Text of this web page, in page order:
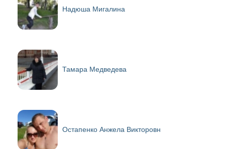
Надюша Мигалина
Тамара Медведева
Остапенко Анжела Викторовн